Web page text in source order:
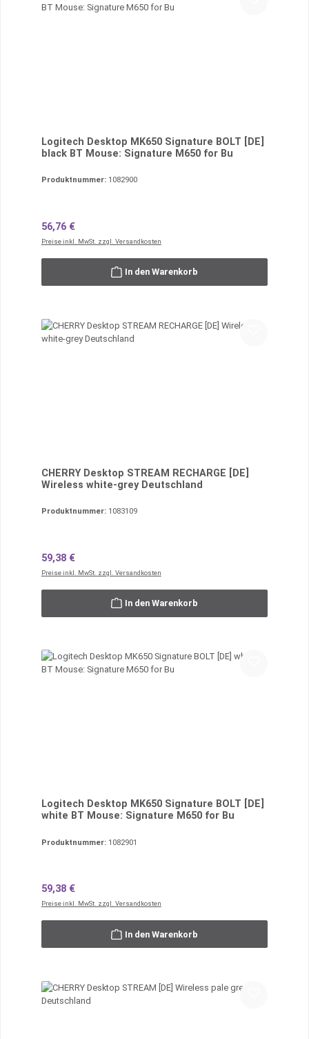
Logitech Desktop MK650 Signature BOLT [DE]
black BT Mouse: Signature M650 for Bu
Produktnummer: 1082900
Regulärer Preis:
56,76 €
Preise inkl. MwSt. zzgl. Versandkosten
In den Warenkorb
CHERRY Desktop STREAM RECHARGE [DE]
Wireless white-grey Deutschland
Produktnummer: 1083109
Regulärer Preis:
59,38 €
Preise inkl. MwSt. zzgl. Versandkosten
In den Warenkorb
Logitech Desktop MK650 Signature BOLT [DE]
white BT Mouse: Signature M650 for Bu
Produktnummer: 1082901
Regulärer Preis:
59,38 €
Preise inkl. MwSt. zzgl. Versandkosten
In den Warenkorb